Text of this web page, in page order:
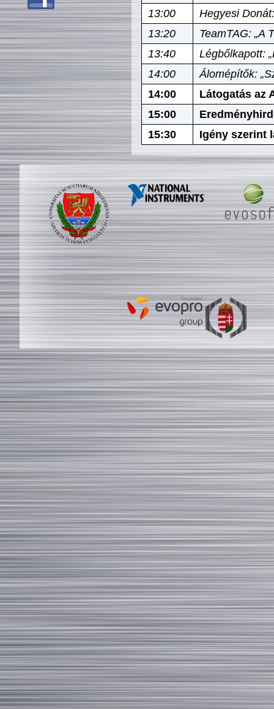
13:00
Hegyesi
13:20
TeamTAG: „A
13:40
Légbőlkapott:
14:00
Álomépítők:
14:00
Látogatás az
15:00
15:30
Igény szerint